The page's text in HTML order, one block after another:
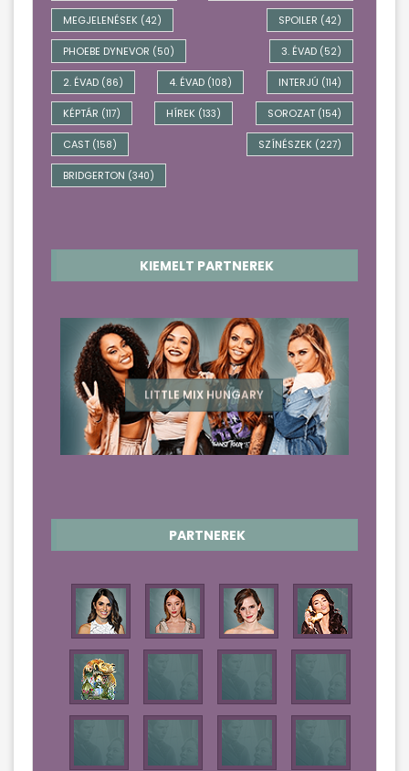
MEGJELENÉSEK (42) SPOILER (42)
PHOEBE DYNEVOR (50) 3. ÉVAD (52)
2. ÉVAD (86) 4. ÉVAD (108) INTERJÚ (114)
KÉPTÁR (117) HÍREK (133) SOROZAT (154)
CAST (158) SZÍNÉSZEK (227)
BRIDGERTON (340)
KIEMELT PARTNEREK
LITTLE MIX HUNGARY
PARTNEREK